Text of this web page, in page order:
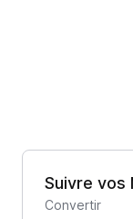
Suivre vos
Convertir